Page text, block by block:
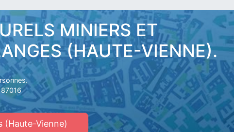
MINIERS ET
(HAUTE-VIENNE).
(Haute-Vienne)